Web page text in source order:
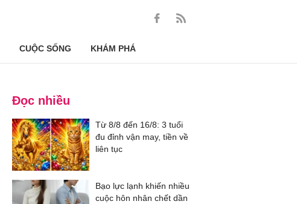
CUỘC SỐNG KHÁM PHÁ
Đọc nhiều
Từ 8/8 đến 16/8: 3 tuổi
đu đỉnh vận may, tiền về
liên tục
Bạo lực lạnh khiến nhiều
cuộc hôn nhân chết dần